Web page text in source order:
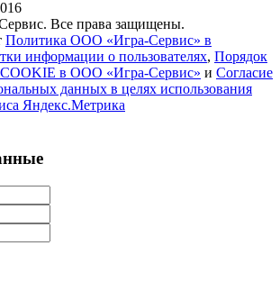
Все права защищены.
Политика ООО «Игра-Сервис» в
информации о пользователях, Порядок
COOKIE в ООО «Игра-Сервис» и Согласие
данных в целях использования
Яндекс.Метрика